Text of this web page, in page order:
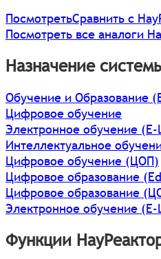
ПосмотретьСравнить с
Посмотреть все аналоги
Назначение
Обучение и Образование
Цифровое обучение
Электронное обучение
Интеллектуальное
Цифровое обучение (ЦОП)
Цифровое образование
Цифровое образование
Электронное обучение
Функции